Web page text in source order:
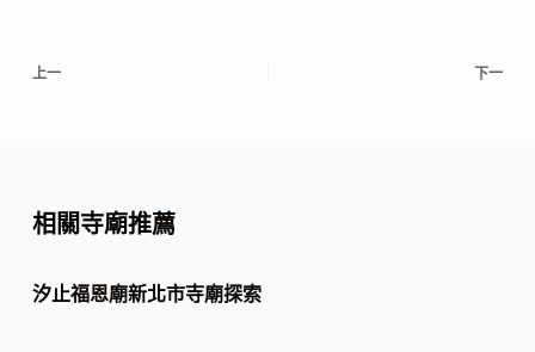
上一 下一
相關寺廟推薦
汐止福恩廟新北市寺廟探索